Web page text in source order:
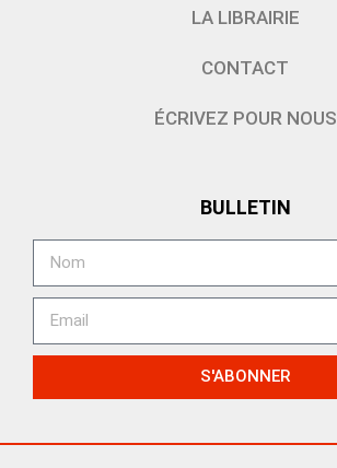
LA LIBRAIRIE
CONTACT
ÉCRIVEZ POUR NOUS
BULLETIN
S'ABONNER